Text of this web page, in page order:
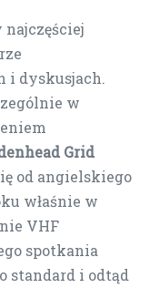
i dyskusjach.
w
Grid
od angielskiego
właśnie w
VHF
spotkania
standard i odtąd